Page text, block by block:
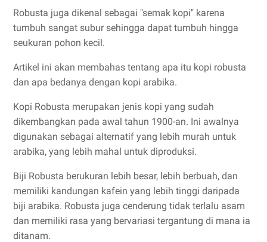
Robusta juga dikenal sebagai "semak kopi" karena
tumbuh sangat subur sehingga dapat tumbuh hingga
seukuran pohon kecil.
Artikel ini akan membahas tentang apa itu kopi robusta
dan apa bedanya dengan kopi arabika.
Kopi Robusta merupakan jenis kopi yang sudah
dikembangkan pada awal tahun 1900-an. Ini awalnya
digunakan sebagai alternatif yang lebih murah untuk
arabika, yang lebih mahal untuk diproduksi.
Biji Robusta berukuran lebih besar, lebih berbuah, dan
memiliki kandungan kafein yang lebih tinggi daripada
biji arabika. Robusta juga cenderung tidak terlalu asam
dan memiliki rasa yang bervariasi tergantung di mana ia
ditanam.